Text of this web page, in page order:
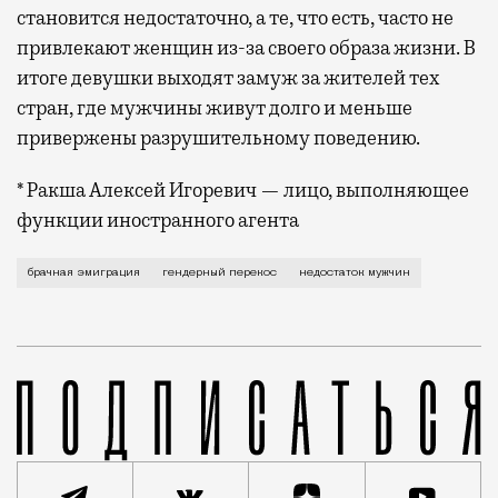
становится недостаточно, а те, что есть, часто не
привлекают женщин из-за своего образа жизни. В
итоге девушки выходят замуж за жителей тех
стран, где мужчины живут долго и меньше
привержены разрушительному поведению.
* Ракша Алексей Игоревич — лицо, выполняющее
функции иностранного агента
брачная эмиграция гендерный перекос недостаток мужчин